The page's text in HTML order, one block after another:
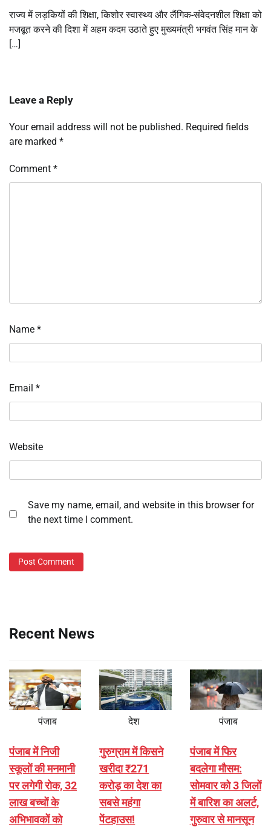
राज्य में लड़कियों की शिक्षा, किशोर स्वास्थ्य और लैंगिक-संवेदनशील शिक्षा को
मजबूत करने की दिशा में अहम कदम उठाते हुए मुख्यमंत्री भगवंत सिंह मान के
[…]
Leave a Reply
Your email address will not be published. Required fields
are marked *
Comment *
Name *
Email *
Website
Save my name, email, and website in this browser for
the next time I comment.
Recent News
पंजाब
पंजाब में निजी
स्कूलों की मनमानी
पर लगेगी रोक, 32
लाख बच्चों के
अभिभावकों को
देश
गुरुग्राम में किसने
खरीदा ₹271
करोड़ का देश का
सबसे महंगा
पेंटहाउस!
पंजाब
पंजाब में फिर
बदलेगा मौसम:
सोमवार को 3 जिलों
में बारिश का अलर्ट,
गुरुवार से मानसून